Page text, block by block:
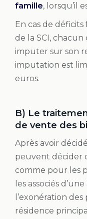
famille, lorsqu’il
En cas de
de la SCI, chacun
imputer sur son
imputation est
euros.
B) Le
de vente des
Après avoir décidé
peuvent décider
comme pour les
les associés
l’exonération
résidence